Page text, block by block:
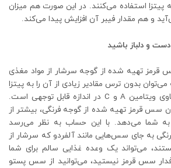
استفاده می‌کنند. در این صورت هم میزان
و هم مقدار فیبر آن افزایش پیدا می‌کند.
و دلباز باشید
قرمز تهیه شده از گوجه سرشار از مواد مغذی
بدون ترس مقادیر زیادی از آن را به پیتزا
اضافه کرد. سس قرمر حاوی ویتامین A و C در اندازه قابل توجهی است.
سس قرمز تهیه شده از گوجه فرنگی، بیشتر از
7 میلی‌گرم ویتامین C به شما می‌دهد. با این حساب به نظر می‌رسد
به جای سس‌هایی مانند آلفردو که سرشار از
می‌تواند یک وعده غذایی سالم برای شما
سس قرمز نیستید، می‌توانید از سس پستو